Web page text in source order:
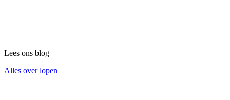
Lees ons blog
Alles over lopen